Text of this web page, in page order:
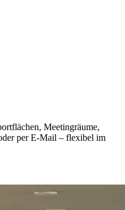
Meetingräume,
per E-Mail – flexibel im